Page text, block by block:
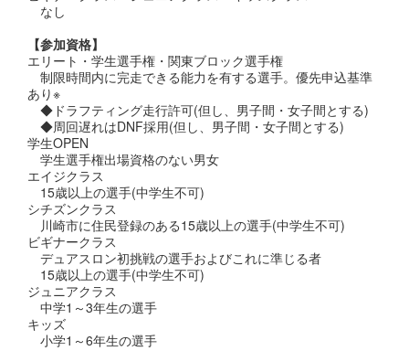
なし
【参加資格】
エリート・学生選手権・関東ブロック選手権
制限時間内に完走できる能力を有する選手。優先申込基準
あり※
◆ドラフティング走行許可(但し、男子間・女子間とする)
◆周回遅れはDNF採用(但し、男子間・女子間とする)
学生OPEN
学生選手権出場資格のない男女
エイジクラス
15歳以上の選手(中学生不可)
シチズンクラス
川崎市に住民登録のある15歳以上の選手(中学生不可)
ビギナークラス
デュアスロン初挑戦の選手およびこれに準じる者
15歳以上の選手(中学生不可)
ジュニアクラス
中学1～3年生の選手
キッズ
小学1～6年生の選手